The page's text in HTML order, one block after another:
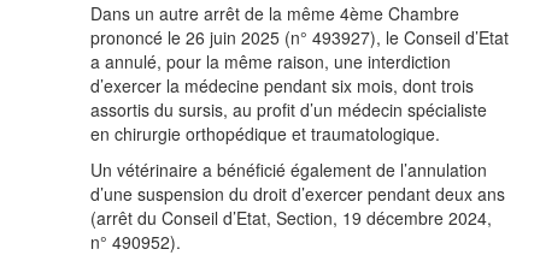
Dans un autre arrêt de la même 4ème Chambre
prononcé le 26 juin 2025 (n° 493927), le Conseil d’Etat
a annulé, pour la même raison, une interdiction
d’exercer la médecine pendant six mois, dont trois
assortis du sursis, au profit d’un médecin spécialiste
en chirurgie orthopédique et traumatologique.
Un vétérinaire a bénéficié également de l’annulation
d’une suspension du droit d’exercer pendant deux ans
(arrêt du Conseil d’Etat, Section, 19 décembre 2024,
n° 490952).